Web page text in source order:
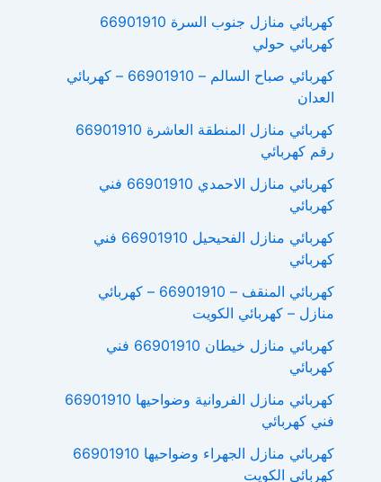
كهربائي منازل جنوب السرة 66901910
كهربائي حولي
كهربائي صباح السالم – 66901910 – كهربائي
العدان
كهربائي منازل المنطقة العاشرة 66901910
رقم كهربائي
كهربائي منازل الاحمدي 66901910 فني
كهربائي
كهربائي منازل الفحيحيل 66901910 فني
كهربائي
كهربائي المنقف – 66901910 – كهربائي
منازل – كهربائي الكويت
كهربائي منازل خيطان 66901910 فني
كهربائي
كهربائي منازل الفروانية وضواحيها 66901910
فني كهربائي
كهربائي منازل الجهراء وضواحيها 66901910
كهربائي الكويت